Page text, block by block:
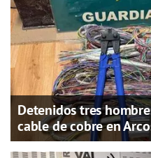
Detenidos tres
cable de cobre en